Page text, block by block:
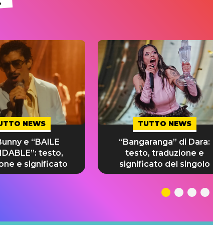
NEWS
e “BAILE
testo,
e significato
TUTTO NEWS
“Bangaranga” di Dara:
testo, traduzione e
significato del singolo